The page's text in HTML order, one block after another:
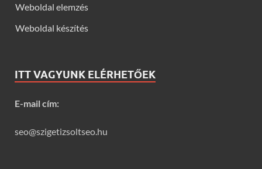
Weboldal elemzés
Weboldal készítés
ITT VAGYUNK ELÉRHETŐEK
E-mail cím:
seo@szigetizsoltseo.hu